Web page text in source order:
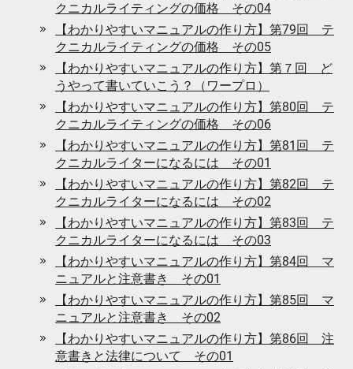
クニカルライティングの価格 その04
【わかりやすいマニュアルの作り方】第79回 テ
クニカルライティングの価格 その05
【わかりやすいマニュアルの作り方】第７回 ど
うやって書いていこう？（ワープロ）
【わかりやすいマニュアルの作り方】第80回 テ
クニカルライティングの価格 その06
【わかりやすいマニュアルの作り方】第81回 テ
クニカルライターになるには その01
【わかりやすいマニュアルの作り方】第82回 テ
クニカルライターになるには その02
【わかりやすいマニュアルの作り方】第83回 テ
クニカルライターになるには その03
【わかりやすいマニュアルの作り方】第84回 マ
ニュアルと注意書き その01
【わかりやすいマニュアルの作り方】第85回 マ
ニュアルと注意書き その02
【わかりやすいマニュアルの作り方】第86回 注
意書きと法律について その01